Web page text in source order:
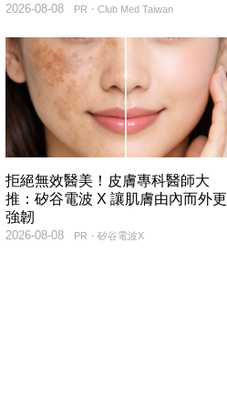
PR・Club Med Taiwan
2026-08-08
拒絕無效醫美！皮膚專科醫師大
推：矽谷電波 X 讓肌膚由內而外更
強韌
PR・矽谷電波X
2026-08-08